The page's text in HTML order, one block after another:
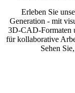
Erleben Sie
Generation - mit
3D-CAD-Formaten
für kollaborative
Sehen